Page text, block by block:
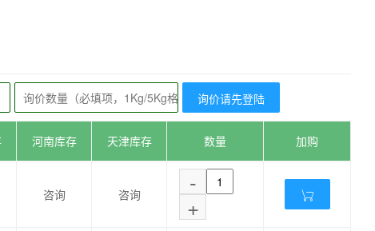
询价请先登陆
河南库存 天津库存 数量 加购
咨询 咨询
-
+